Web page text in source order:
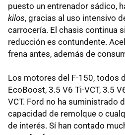
puesto un entrenador sádico,
kilos, gracias al uso intensivo
carrocería. El chasis continua
reducción es contundente.
frena antes, además de
Los motores del F-150, todos
EcoBoost, 3.5 V6 Ti-VCT, 3.5
VCT. Ford no ha suministrado
capacidad de remolque o
de interés. Sí han contado